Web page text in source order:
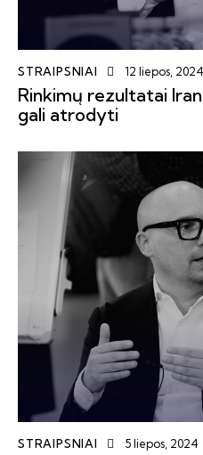
STRAIPSNIAI 12 liepos, 2024
Rinkimų rezultatai
gali atrodyti
STRAIPSNIAI 5 liepos, 2024